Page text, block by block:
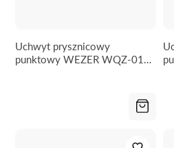
Uchwyt prysznicowy
punktowy WEZER WQZ-017-